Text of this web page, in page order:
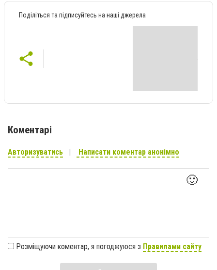
Поділіться та підписуйтесь на наші джерела
Коментарі
Авторизуватись Написати коментар анонімно
🙂
Розміщуючи коментар, я погоджуюся з Правилами сайту